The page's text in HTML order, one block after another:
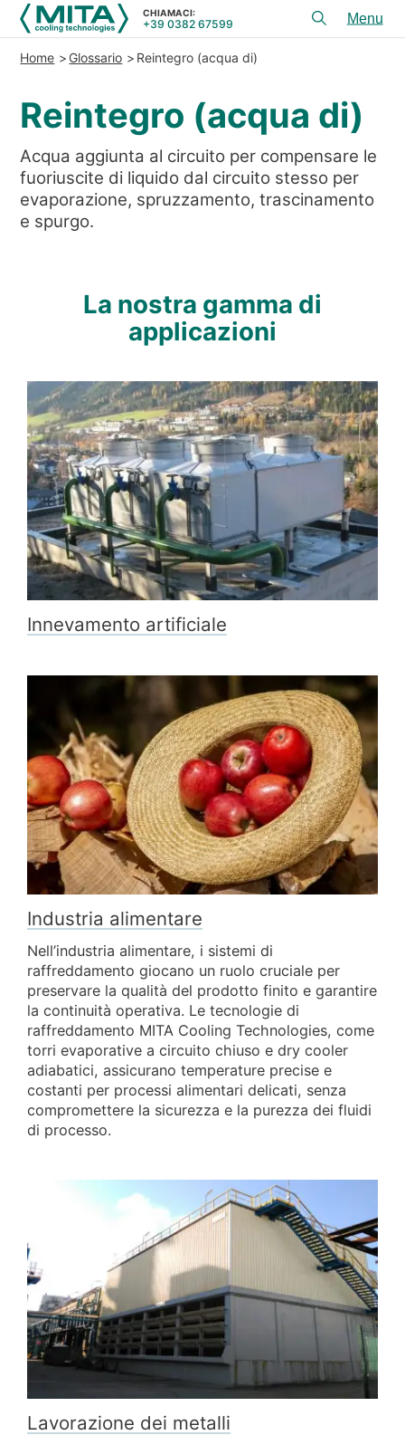
REFERENZE
NEWS & EVENTI
CHI SIAMO
SOSTENIBILITÀ
ARTICOLI TECNICI
AREA RISERVATA
IT EN FR DE PL
CHIAMACI:
+39 0382 67599
menu
APPLICAZIONI
SERVIZI E CONSULENZA
SERVICE
RISORSE
+39 0382 67599
Home Glossario Reintegro (acqua di)
Reintegro (acqua di)
Acqua aggiunta al circuito per compensare le
fuoriuscite di liquido dal circuito stesso per
evaporazione, spruzzamento, trascinamento
e spurgo.
La nostra gamma di
applicazioni
Innevamento artificiale
Industria alimentare
Nell’industria alimentare, i sistemi di
raffreddamento giocano un ruolo cruciale per
preservare la qualità del prodotto finito e garantire
la continuità operativa. Le tecnologie di
raffreddamento MITA Cooling Technologies, come
torri evaporative a circuito chiuso e dry cooler
adiabatici, assicurano temperature precise e
costanti per processi alimentari delicati, senza
compromettere la sicurezza e la purezza dei fluidi
di processo.
Lavorazione dei metalli